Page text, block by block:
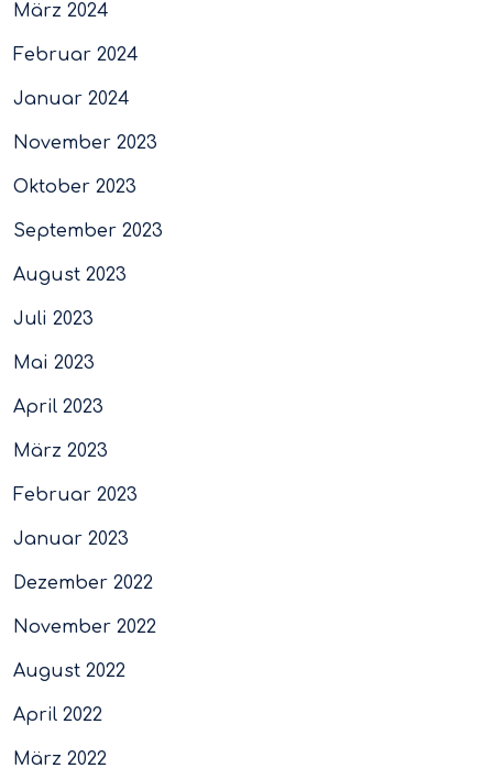
März 2024
Februar 2024
Januar 2024
November 2023
Oktober 2023
September 2023
August 2023
Juli 2023
Mai 2023
April 2023
März 2023
Februar 2023
Januar 2023
Dezember 2022
November 2022
August 2022
April 2022
März 2022